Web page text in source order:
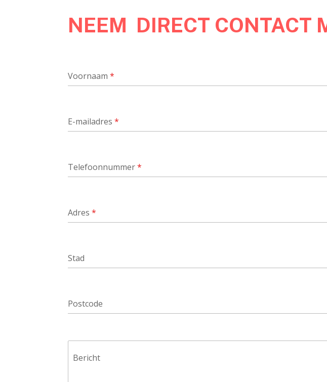
NEEM DIRECT CONTACT
Voornaam*
E-mailadres*
Telefoonnummer*
Adres*
Stad
Postcode
Bericht